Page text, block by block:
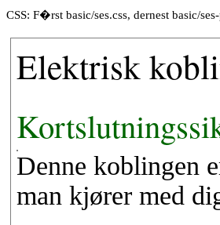
CSS: F�rst basic/ses.css, dernest basic/
Elektrisk
Denne koblingen
man kjører med